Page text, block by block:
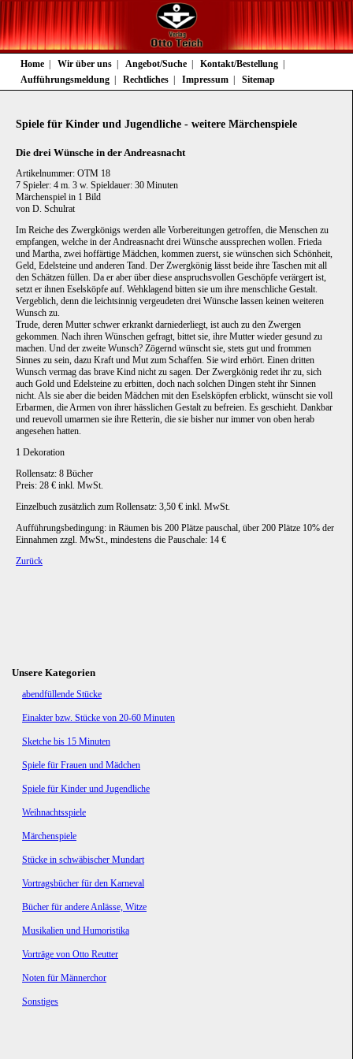
Navigation
überspringen
Home Wir über uns Angebot/Suche
Kontakt/Bestellung
Aufführungsmeldung
Rechtliches Impressum Sitemap
Spiele für Kinder und Jugendliche - weitere Märchenspiele
Die drei Wünsche in der Andreasnacht
Artikelnummer: OTM 18
7 Spieler: 4 m. 3 w. Spieldauer: 30 Minuten
Märchenspiel in 1 Bild
von D. Schulrat
Im Reiche des Zwergkönigs werden alle Vorbereitungen getroffen, die Menschen zu
empfangen, welche in der Andreasnacht drei Wünsche aussprechen wollen. Frieda
und Martha, zwei hoffärtige Mädchen, kommen zuerst, sie wünschen sich Schönheit,
Geld, Edelsteine und anderen Tand. Der Zwergkönig lässt beide ihre Taschen mit all
den Schätzen füllen. Da er aber über diese anspruchsvollen Geschöpfe verärgert ist,
setzt er ihnen Eselsköpfe auf. Wehklagend bitten sie um ihre menschliche Gestalt.
Vergeblich, denn die leichtsinnig vergeudeten drei Wünsche lassen keinen weiteren
Wunsch zu.
Trude, deren Mutter schwer erkrankt darniederliegt, ist auch zu den Zwergen
gekommen. Nach ihren Wünschen gefragt, bittet sie, ihre Mutter wieder gesund zu
machen. Und der zweite Wunsch? Zögernd wünscht sie, stets gut und frommen
Sinnes zu sein, dazu Kraft und Mut zum Schaffen. Sie wird erhört. Einen dritten
Wunsch vermag das brave Kind nicht zu sagen. Der Zwergkönig redet ihr zu, sich
auch Gold und Edelsteine zu erbitten, doch nach solchen Dingen steht ihr Sinnen
nicht. Als sie aber die beiden Mädchen mit den Eselsköpfen erblickt, wünscht sie voll
Erbarmen, die Armen von ihrer hässlichen Gestalt zu befreien. Es geschieht. Dankbar
und reuevoll umarmen sie ihre Retterin, die sie bisher nur immer von oben herab
angesehen hatten.
1 Dekoration
Rollensatz: 8 Bücher
Preis: 28 € inkl. MwSt.
Einzelbuch zusätzlich zum Rollensatz: 3,50 € inkl. MwSt.
Aufführungsbedingung: in Räumen bis 200 Plätze pauschal, über 200 Plätze 10% der
Einnahmen zzgl. MwSt., mindestens die Pauschale: 14 €
Zurück
Unsere Kategorien
Navigation
abendfüllende Stücke
Einakter bzw. Stücke von 20-60 Minuten
Sketche bis 15 Minuten
Spiele für Frauen und Mädchen
Spiele für Kinder und Jugendliche
Weihnachtsspiele
Märchenspiele
Stücke in schwäbischer Mundart
Vortragsbücher für den Karneval
Bücher für andere Anlässe, Witze
Musikalien und Humoristika
Vorträge von Otto Reutter
Noten für Männerchor
Sonstiges